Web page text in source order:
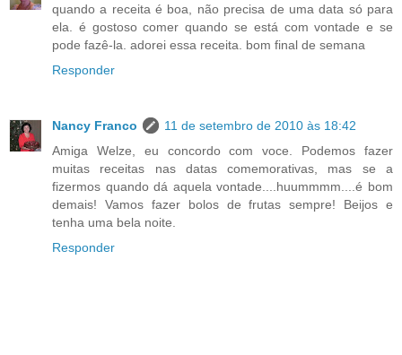
quando a receita é boa, não precisa de uma data só para
ela. é gostoso comer quando se está com vontade e se
pode fazê-la. adorei essa receita. bom final de semana
Responder
Nancy Franco
11 de setembro de 2010 às 18:42
Amiga Welze, eu concordo com voce. Podemos fazer
muitas receitas nas datas comemorativas, mas se a
fizermos quando dá aquela vontade....huummmm....é bom
demais! Vamos fazer bolos de frutas sempre! Beijos e
tenha uma bela noite.
Responder